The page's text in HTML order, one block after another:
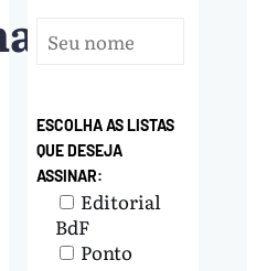
ESCOLHA AS LISTAS
QUE DESEJA
ASSINAR:
Editorial
BdF
Ponto